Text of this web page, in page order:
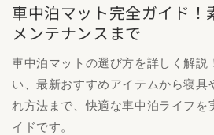
車中泊マット完全ガイド！
メンテナンスまで
車中泊マットの選び方を詳しく解説
い、最新おすすめアイテムから寝具
れ方法まで、快適な車中泊ライフを
イドです。